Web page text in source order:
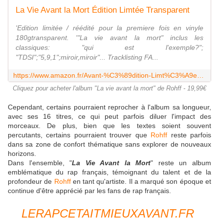
La Vie Avant la Mort Édition Limtée Transparent
'Edition limitée / réédité pour la premiere fois en vinyle
180gtransparent. '"La vie avant la mort" inclus les
classiques: "qui est l'exemple?";
"TDSI";"5,9,1";miroir,miroir"... Tracklisting FA...
Cliquez pour acheter l'album "La vie avant la mort" de Rohff - 19,99€
Cependant, certains pourraient reprocher à l'album sa longueur,
avec ses 16 titres, ce qui peut parfois diluer l'impact des
morceaux. De plus, bien que les textes soient souvent
percutants, certains pourraient trouver que Rohff reste parfois
dans sa zone de confort thématique sans explorer de nouveaux
horizons.
Dans l'ensemble, "La Vie Avant la Mort" reste un album
emblématique du rap français, témoignant du talent et de la
profondeur de Rohffen tant qu'artiste. Il a marqué son époque et
continue d'être apprécié par les fans de rap français.
LERAPCETAITMIEUXAVANT.FR